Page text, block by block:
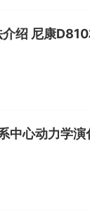
绍 尼康
中心动力学